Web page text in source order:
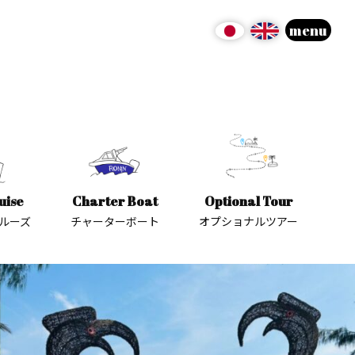
ーズ
Charter Boat
チャーターボート
Optional Tour
オプショナルツアー
menu